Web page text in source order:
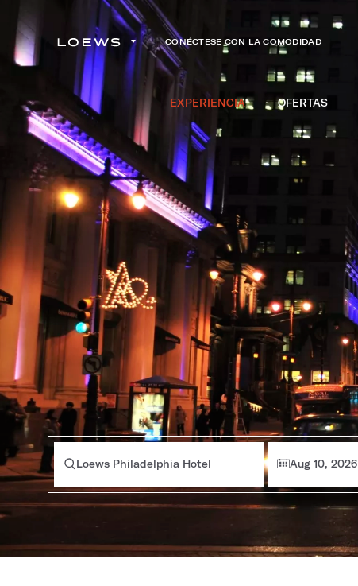
CONÉCTESE CON LA COMODIDAD
EXPERIENCIA OFERTAS
Loews Philadelphia Hotel Aug 10, 2026